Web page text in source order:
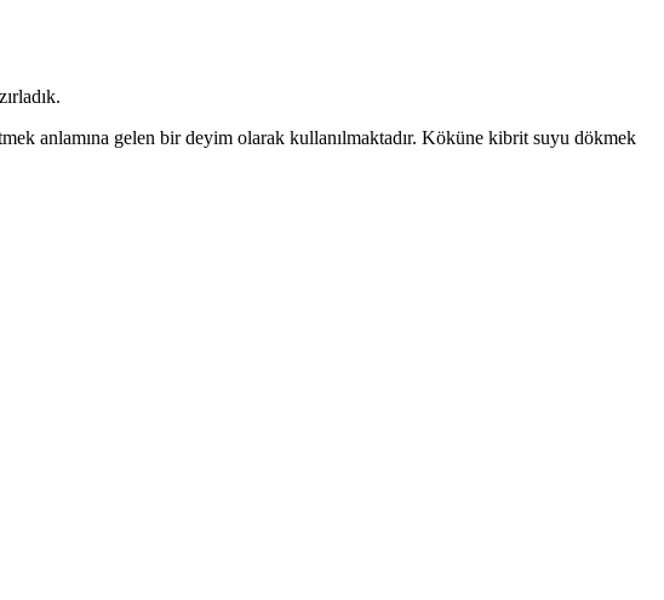
anlamına gelen bir deyim olarak kullanılmaktadır. Köküne kibrit suyu dökmek